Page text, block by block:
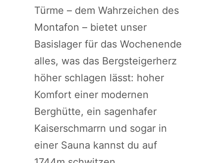
Türme – dem Wahrzeichen des
Montafon – bietet unser
Basislager für das Wochenende
alles, was das Bergsteigerherz
höher schlagen lässt: hoher
Komfort einer modernen
Berghütte, ein sagenhafer
Kaiserschmarrn und sogar in
einer Sauna kannst du auf